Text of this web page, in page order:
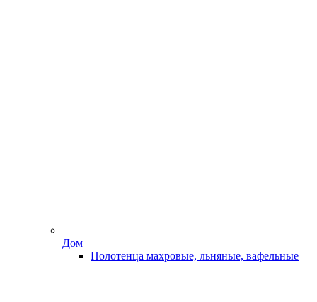
Дом
Полотенца махровые, льняные, вафельные